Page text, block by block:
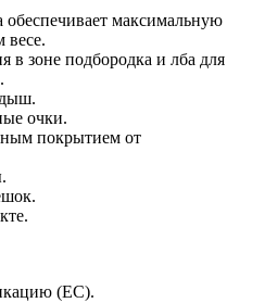
обеспечивает максимальную
весе.
в зоне подбородка и лба для
очки.
покрытием от
(EC).